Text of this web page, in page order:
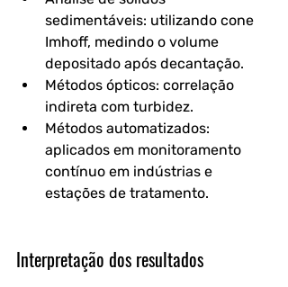
sedimentáveis: utilizando cone
Imhoff, medindo o volume
depositado após decantação.
Métodos ópticos: correlação
indireta com turbidez.
Métodos automatizados:
aplicados em monitoramento
contínuo em indústrias e
estações de tratamento.
Interpretação dos resultados